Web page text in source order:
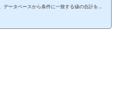
ータベースから条件に一致する値の合計を求